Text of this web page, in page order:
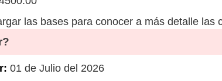
las bases para conocer a más detalle las
01 de Julio del 2026